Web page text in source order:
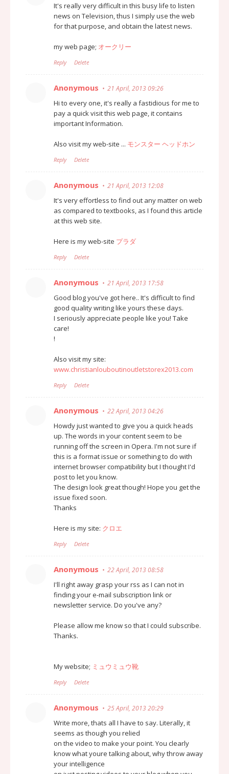
It's really very difficult in this busy life to listen
news on Television, thus I simply use the web
for that purpose, and obtain the latest news.
my web page; オークリー
Reply Delete
Anonymous 21 April, 2013 09:26
Hi to every one, it's really a fastidious for me to
pay a quick visit this web page, it contains
important Information.
Also visit my web-site ... モンスター ヘッドホン
Reply Delete
Anonymous 21 April, 2013 12:08
It's very effortless to find out any matter on web
as compared to textbooks, as I found this article
at this web site.
Here is my web-site プラダ
Reply Delete
Anonymous 21 April, 2013 17:58
Good blog you've got here.. It's difficult to find
good quality writing like yours these days.
I seriously appreciate people like you! Take
care!
!
Also visit my site:
www.christianlouboutinoutletstorex2013.com
Reply Delete
Anonymous 22 April, 2013 04:26
Howdy just wanted to give you a quick heads
up. The words in your content seem to be
running off the screen in Opera. I'm not sure if
this is a format issue or something to do with
internet browser compatibility but I thought I'd
post to let you know.
The design look great though! Hope you get the
issue fixed soon.
Thanks
Here is my site: クロエ
Reply Delete
Anonymous 22 April, 2013 08:58
I'll right away grasp your rss as I can not in
finding your e-mail subscription link or
newsletter service. Do you've any?
Please allow me know so that I could subscribe.
Thanks.
My website; ミュウミュウ靴
Reply Delete
Anonymous 25 April, 2013 20:29
Write more, thats all I have to say. Literally, it
seems as though you relied
on the video to make your point. You clearly
know what youre talking about, why throw away
your intelligence